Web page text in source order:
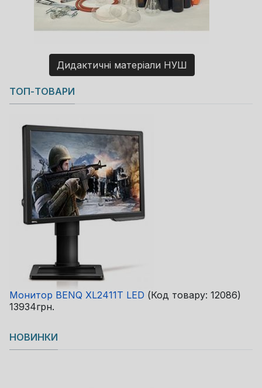
Дидактичні матеріали НУШ
Copyright MAXXmarketing GmbH
JoomShopping Download & Support
ТОП-ТОВАРИ
Монитор BENQ XL2411T LED (Код товару: 12086)
13934грн.
НОВИНКИ